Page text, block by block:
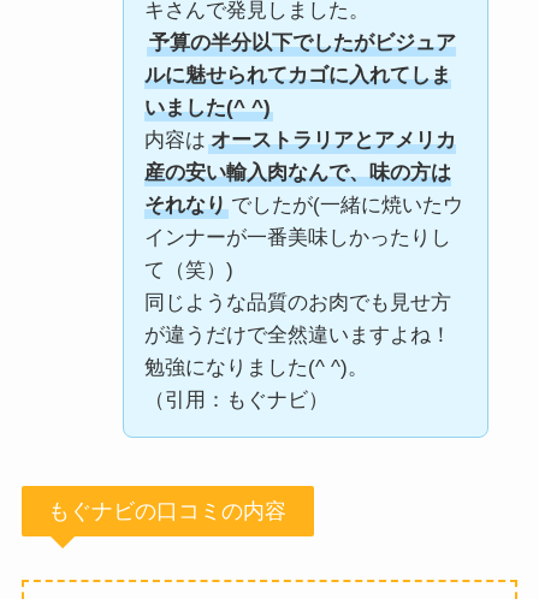
キさんで発見しました。
予算の半分以下でしたがビジュア
ルに魅せられてカゴに入れてしま
いました(^ ^)
内容は オーストラリアとアメリカ
産の安い輸入肉なんで、味の方は
それなり でしたが(一緒に焼いたウ
インナーが一番美味しかったりし
て（笑）)
同じような品質のお肉でも見せ方
が違うだけで全然違いますよね！
勉強になりました(^ ^)。
（引用：もぐナビ）
もぐナビの口コミの内容